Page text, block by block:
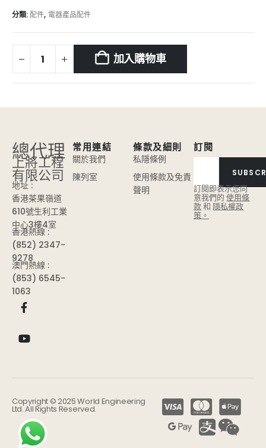
分類:配件, 電器產品配件
加入購物車
總代理
上將工程
有限公司
地址 :
香港茶果嶺道
610號生利工業
中心3樓4室
香港熱線 :
(852) 2347-
9278
澳門熱線 :
(853) 6545-
1063
訂閱
訂閱即表示您同
意我們的使用條
款和 隱私權政
策。
常用連結
關於我們
陳列室
條款及細則
私隱條例
使用條款及免責
聲明
Copyright © 2025 World Engineering
Ltd. All Rights Reserved.